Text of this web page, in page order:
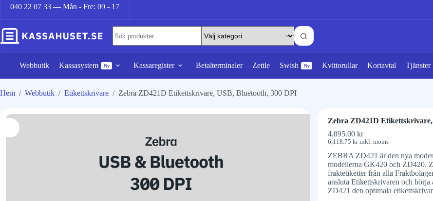
040 22 07 33 — Mån - Fre: 09 - 17
Webbutik Kassasystem Ny Kassaregister Betalterminaler Zettle Swish Ny Kvittorullar Kortavtal Tjänster
Hem / Webbutik / Etikettskrivare / Zebra ZD421D Etikettskrivare, USB, Bluetooth, 300 DPI
Zebra ZD421D
4,895.00 kr
6,118.75 krinkl. moms
ZEBRA ZD421 är den nya
modellerna GK420 och ZD420.
fraktetiketter från alla
ansluta Etikettskrivaren och
ZD421 den optimala